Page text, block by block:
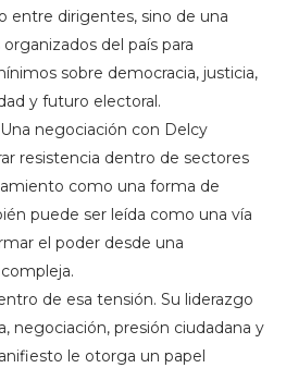
entre dirigentes, sino de una
del país para
sobre democracia, justicia,
y futuro electoral.
negociación con Delcy
resistencia dentro de sectores
como una forma de
puede ser leída como una vía
el poder desde una
de esa tensión. Su liderazgo
negociación, presión ciudadana y
le otorga un papel